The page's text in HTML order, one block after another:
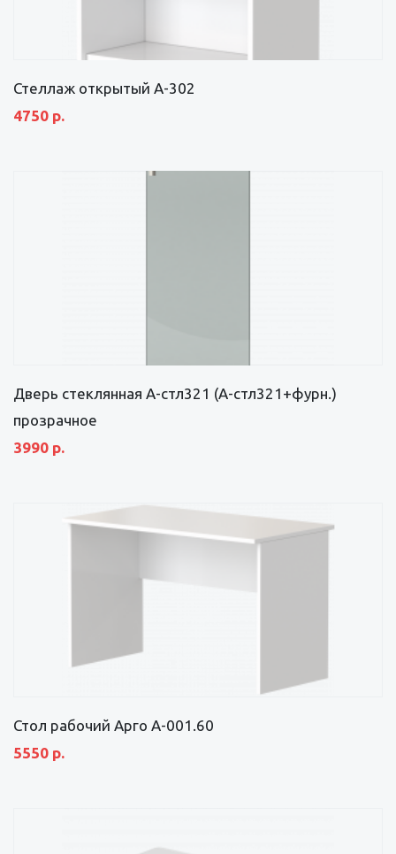
Стеллаж открытый А-302
4750 р.
Дверь стеклянная А-стл321 (А-стл321+фурн.)
прозрачное
3990 р.
Стол рабочий Арго А-001.60
5550 р.